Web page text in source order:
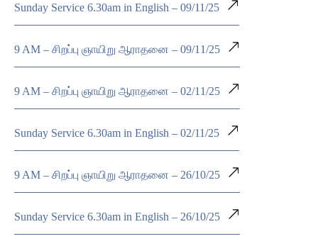
Sunday Service 6.30am in English – 09/11/25
9 AM – சிறப்பு ஞாயிறு ஆராதனை – 09/11/25
9 AM – சிறப்பு ஞாயிறு ஆராதனை – 02/11/25
Sunday Service 6.30am in English – 02/11/25
9 AM – சிறப்பு ஞாயிறு ஆராதனை – 26/10/25
Sunday Service 6.30am in English – 26/10/25